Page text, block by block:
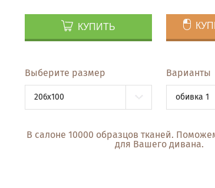
КУПИТЬ
Выберите размер
206x100
Варианты
обивка 1
В салоне 10000 образцов тканей.
для Вашего дивана.